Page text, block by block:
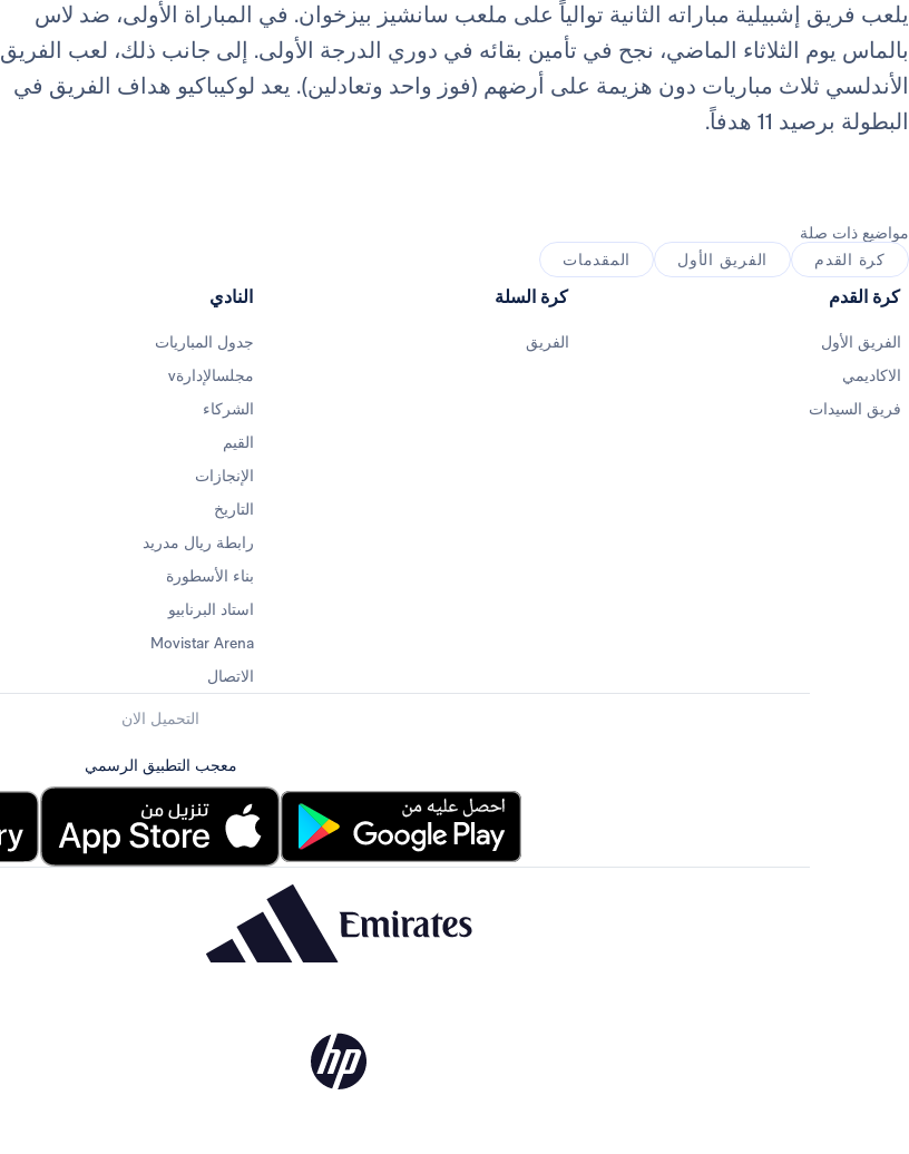
يلعب فريق إشبيلية مباراته الثانية توالياً على ملعب سانشيز بيزخوان. في المباراة الأولى، ضد لاس
بالماس يوم الثلاثاء الماضي، نجح في تأمين بقائه في دوري الدرجة الأولى. إلى جانب ذلك، لعب الفريق
الأندلسي ثلاث مباريات دون هزيمة على أرضهم (فوز واحد وتعادلين). يعد لوكيباكيو هداف الفريق في
البطولة برصيد 11 هدفاً.
مواضيع ذات صلة
كرة القدم
الفريق الأول المقدمات
كرة القدم
الفريق الأول
الاكاديمي
فريق السيدات
كرة السلة
الفريق
النادي
جدول المباريات
مجلسالإدارةv
الشركاء
القيم
الإنجازات
التاريخ
رابطة ريال مدريد
بناء الأسطورة
استاد البرنابيو
Movistar Arena
الاتصال
التحميل الان
معجب التطبيق الرسمي